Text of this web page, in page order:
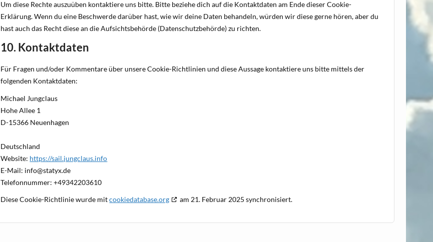
Um diese Rechte auszuüben kontaktiere uns bitte. Bitte beziehe dich auf die Kontaktdaten am Ende dieser Cookie-
Erklärung. Wenn du eine Beschwerde darüber hast, wie wir deine Daten behandeln, würden wir diese gerne hören, aber du
hast auch das Recht diese an die Aufsichtsbehörde (Datenschutzbehörde) zu richten.
10. Kontaktdaten
Für Fragen und/oder Kommentare über unsere Cookie-Richtlinien und diese Aussage kontaktiere uns bitte mittels der
folgenden Kontaktdaten:
Michael Jungclaus
Hohe Allee 1
D-15366 Neuenhagen
Deutschland
Website: https://sail.jungclaus.info
E-Mail: info@statyx.de
Telefonnummer: +49342203610
Diese Cookie-Richtlinie wurde mitcookiedatabase.org am 21. Februar 2025 synchronisiert.